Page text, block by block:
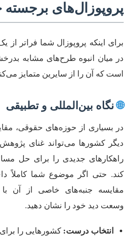
پروپوزال‌های
برای اینکه پروپوزال شما فراتر از
در میان انبوه طرح‌های مشابه
است که آن را از سایرین متمایز
🌐نگاه بین‌المللی و تطبیقی
در بسیاری از حوزه‌های حقوقی،
دیگر کشورها می‌تواند غنای
راهکارهای جدیدی را برای حل
کند. حتی اگر موضوع شما کاملاً
مقایسه جنبه‌های خاصی از آن با
وسعت دید خود را نشان دهید.
انتخاب درست: کشورهایی را